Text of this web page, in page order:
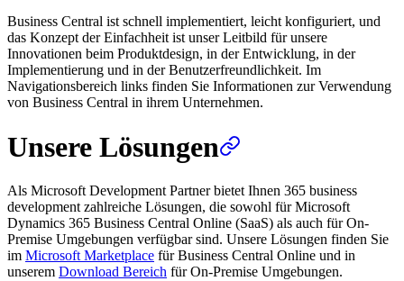
Business Central ist schnell implementiert, leicht konfiguriert, und
das Konzept der Einfachheit ist unser Leitbild für unsere
Innovationen beim Produktdesign, in der Entwicklung, in der
Implementierung und in der Benutzerfreundlichkeit. Im
Navigationsbereich links finden Sie Informationen zur Verwendung
von Business Central in ihrem Unternehmen.
Unsere Lösungen
Als Microsoft Development Partner bietet Ihnen 365 business
development zahlreiche Lösungen, die sowohl für Microsoft
Dynamics 365 Business Central Online (SaaS) als auch für On-
Premise Umgebungen verfügbar sind. Unsere Lösungen finden Sie
im Microsoft Marketplace für Business Central Online und in
unserem Download Bereich für On-Premise Umgebungen.